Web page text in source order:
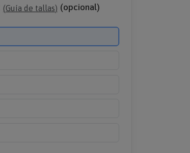
(Guía de tallas) (opcional)